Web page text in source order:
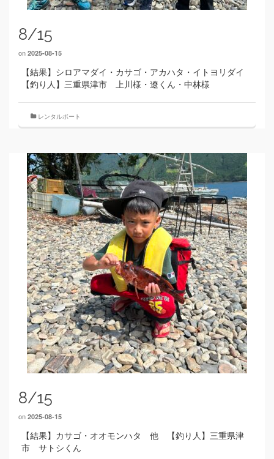
8/15
on 2025-08-15
【結果】シロアマダイ・カサゴ・アカハタ・イトヨリダイ
【釣り人】三重県津市 上川様・遼くん・中林様
レンタルボート
8/15
on 2025-08-15
【結果】カサゴ・オオモンハタ 他 【釣り人】三重県津
市 サトシくん